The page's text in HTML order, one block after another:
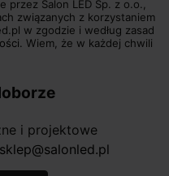
Salon LED Sp. z o.o.,
związanych z korzystaniem
w zgodzie i według zasad
Wiem, że w każdej chwili
i projektowe
sklep@salonled.pl